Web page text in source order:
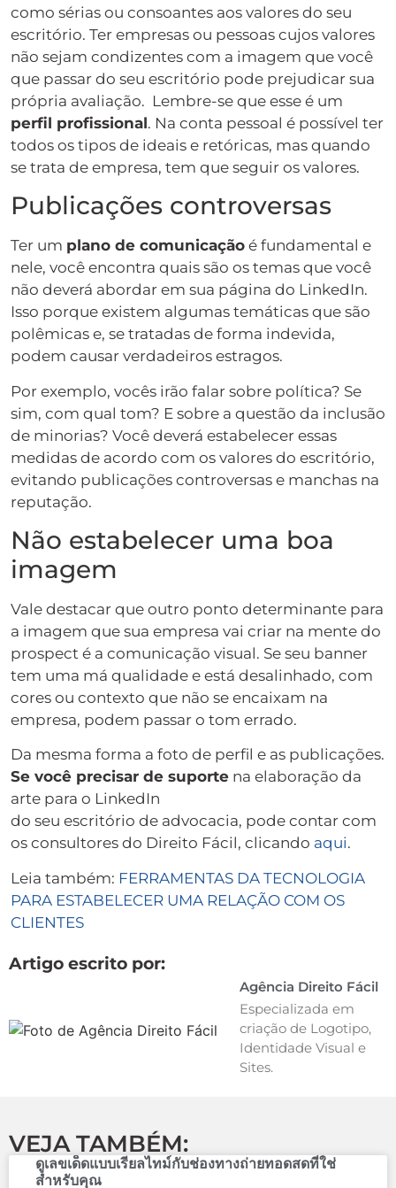
como sérias ou consoantes aos valores do seu
escritório. Ter empresas ou pessoas cujos valores
não sejam condizentes com a imagem que você
que passar do seu escritório pode prejudicar sua
própria avaliação. Lembre-se que esse é um
perfil profissional. Na conta pessoal é possível ter
todos os tipos de ideais e retóricas, mas quando
se trata de empresa, tem que seguir os valores.
Publicações controversas
Ter um plano de comunicação é fundamental e
nele, você encontra quais são os temas que você
não deverá abordar em sua página do LinkedIn.
Isso porque existem algumas temáticas que são
polêmicas e, se tratadas de forma indevida,
podem causar verdadeiros estragos.
Por exemplo, vocês irão falar sobre política? Se
sim, com qual tom? E sobre a questão da inclusão
de minorias? Você deverá estabelecer essas
medidas de acordo com os valores do escritório,
evitando publicações controversas e manchas na
reputação.
Não estabelecer uma boa
imagem
Vale destacar que outro ponto determinante para
a imagem que sua empresa vai criar na mente do
prospect é a comunicação visual. Se seu banner
tem uma má qualidade e está desalinhado, com
cores ou contexto que não se encaixam na
empresa, podem passar o tom errado.
Da mesma forma a foto de perfil e as publicações.
Se você precisar de suporte na elaboração da
arte para o LinkedIn
do seu escritório de advocacia, pode contar com
os consultores do Direito Fácil, clicando aqui.
Leia também: FERRAMENTAS DA TECNOLOGIA
PARA ESTABELECER UMA RELAÇÃO COM OS
CLIENTES
Artigo escrito por:
Agência Direito Fácil
Especializada em
criação de Logotipo,
Identidade Visual e
Sites.
VEJA TAMBÉM:
ดูเลขเด็ดแบบเรียลไทม์กับช่องทางถ่ายทอดสดที่ใช่
สำหรับคุณ